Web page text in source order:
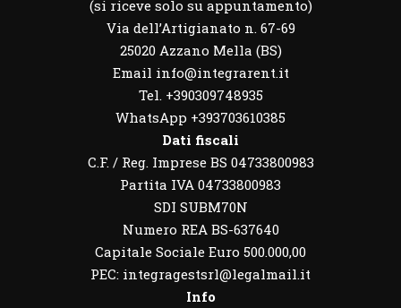
(si riceve solo su appuntamento)
Via dell’Artigianato n. 67-69
25020 Azzano Mella (BS)
Email info@integrarent.it
Tel. +390309748935
WhatsApp +393703610385
Dati fiscali
C.F. / Reg. Imprese BS 04733800983
Partita IVA 04733800983
SDI SUBM70N
Numero REA BS-637640
Capitale Sociale Euro 500.000,00
PEC: integragestsrl@legalmail.it
Info